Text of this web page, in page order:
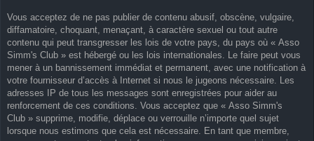
Vous acceptez de ne pas publier de contenu abusif, obscène, vulgaire,
diffamatoire, choquant, menaçant, à caractère sexuel ou tout autre
contenu qui peut transgresser les lois de votre pays, du pays où « Asso
Simm's Club » est hébergé ou les lois internationales. Le faire peut vous
mener à un bannissement immédiat et permanent, avec une notification à
votre fournisseur d’accès à Internet si nous le jugeons nécessaire. Les
adresses IP de tous les messages sont enregistrées pour aider au
renforcement de ces conditions. Vous acceptez que « Asso Simm's
Club » supprime, modifie, déplace ou verrouille n’importe quel sujet
lorsque nous estimons que cela est nécessaire. En tant que membre,